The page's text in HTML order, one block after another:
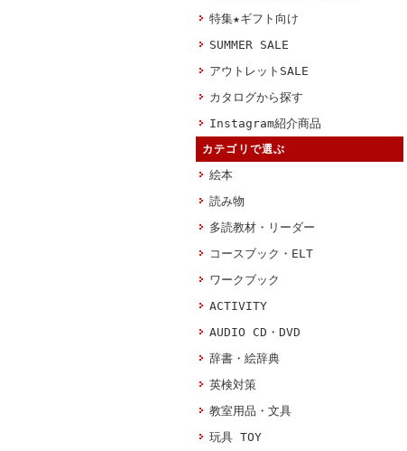
特集★ギフト向け
SUMMER SALE
アウトレットSALE
カタログから探す
Instagram紹介商品
カテゴリで選ぶ
絵本
読み物
多読教材・リーダー
コースブック・ELT
ワークブック
ACTIVITY
AUDIO CD・DVD
辞書・絵辞典
英検対策
教室用品・文具
玩具 TOY